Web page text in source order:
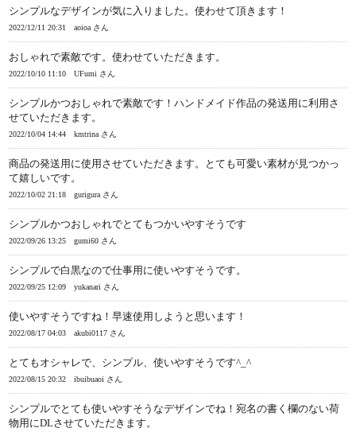
シンプルなデザインが気に入りました。使わせて頂きます！
2022/12/11 20:31 aoioa さん
おしゃれで素敵です。使わせていただきます。
2022/10/10 11:10 UFumi さん
シンプルかつおしゃれで素敵です！ハンドメイド作品の発送用に利用さ
せていただきます。
2022/10/04 14:44 kmtrina さん
商品の発送用に使用させていただきます。とても可愛い素材が見つかっ
て嬉しいです。
2022/10/02 21:18 gurigura さん
シンプルかつおしゃれでとてもつかいやすそうです
2022/09/26 13:25 gumi60 さん
シンプルで白黒なので仕事用に使いやすそうです。
2022/09/25 12:09 yukanari さん
使いやすそうですね！早速使用しようと思います！
2022/08/17 04:03 akubi0117 さん
とてもオシャレで、シンプル、使いやすそうです^_^
2022/08/15 20:32 ibuibuaoi さん
シンプルでとても使いやすそうなデザインでね！宛名の書く欄のない荷
物用にDLさせていただきます。